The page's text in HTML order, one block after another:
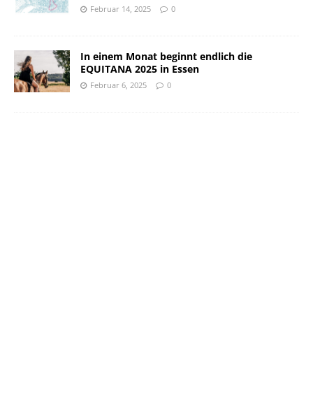
Februar 14, 2025 0
In einem Monat beginnt endlich die
EQUITANA 2025 in Essen
Februar 6, 2025 0